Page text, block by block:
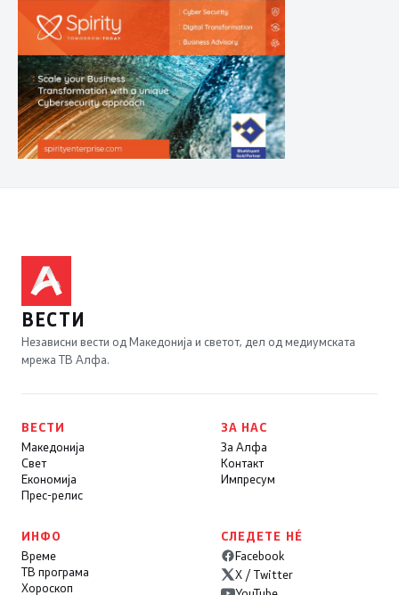
ВЕСТИ
Независни вести од Македонија и светот, дел од медиумската
мрежа ТВ Алфа.
ВЕСТИ
Македонија
Свет
Економија
Прес-релис
ЗА НАС
За Алфа
Контакт
Импресум
ИНФО
Време
ТВ програма
Хороскоп
СЛЕДЕТЕ НÉ
Facebook
X / Twitter